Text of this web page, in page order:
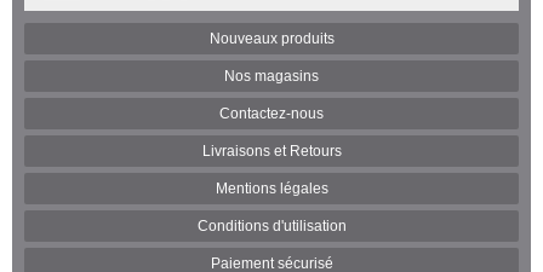
Nouveaux produits
Nos magasins
Contactez-nous
Livraisons et Retours
Mentions légales
Conditions d'utilisation
Paiement sécurisé